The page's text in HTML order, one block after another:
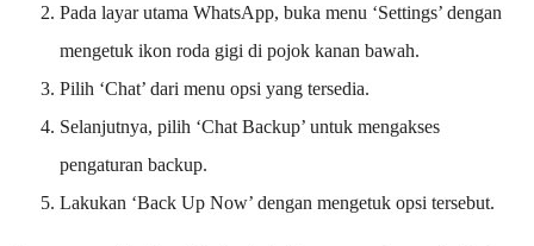
Pada layar utama WhatsApp, buka menu ‘Settings’ dengan
mengetuk ikon roda gigi di pojok kanan bawah.
Pilih ‘Chat’ dari menu opsi yang tersedia.
Selanjutnya, pilih ‘Chat Backup’ untuk mengakses
pengaturan backup.
Lakukan ‘Back Up Now’ dengan mengetuk opsi tersebut.